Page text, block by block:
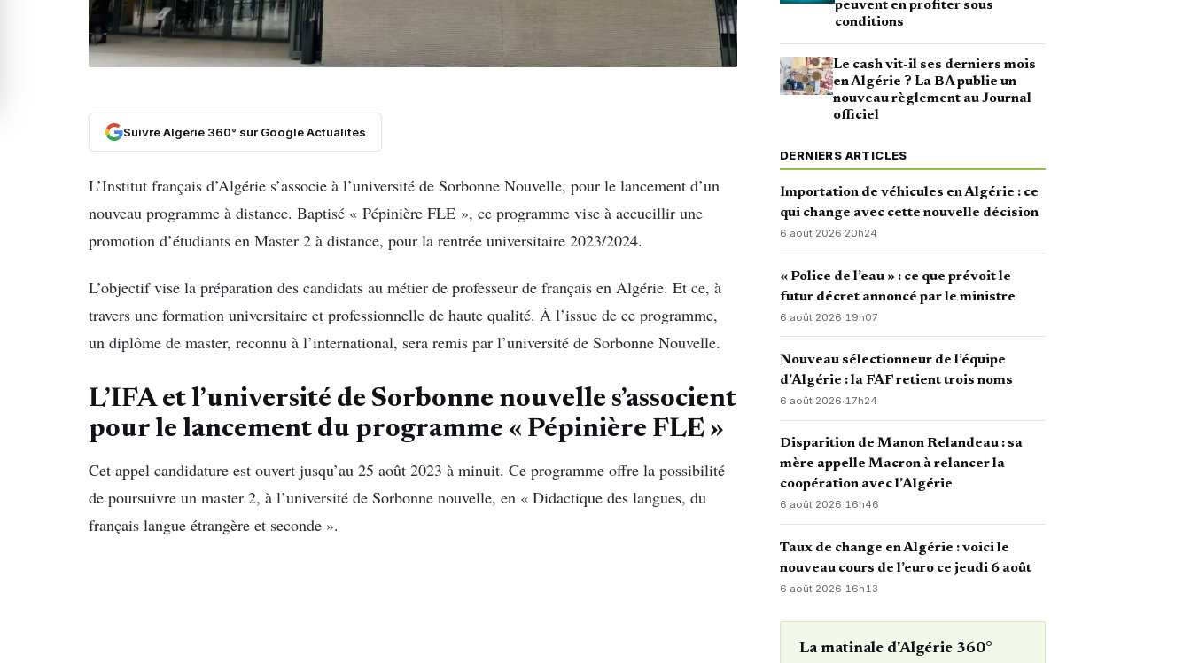
Suivre Algérie 360° sur Google Actualités
L’Institut français d’Algérie s’associe à l’université de Sorbonne Nouvelle, pour le lancement d’un
nouveau programme à distance. Baptisé « Pépinière FLE », ce programme vise à accueillir une
promotion d’étudiants en Master 2 à distance, pour la rentrée universitaire 2023/2024.
L’objectif vise la préparation des candidats au métier de professeur de français en Algérie. Et ce, à
travers une formation universitaire et professionnelle de haute qualité. À l’issue de ce programme,
un diplôme de master, reconnu à l’international, sera remis par l’université de Sorbonne Nouvelle.
L’IFA et l’université de Sorbonne nouvelle s’associent
pour le lancement du programme « Pépinière FLE »
Cet appel candidature est ouvert jusqu’au 25 août 2023 à minuit. Ce programme offre la possibilité
de poursuivre un master 2, à l’université de Sorbonne nouvelle, en « Didactique des langues, du
français langue étrangère et seconde ».
peuvent en profiter sous
conditions
Le cash vit-il ses derniers mois
en Algérie ? La BA publie un
nouveau règlement au Journal
officiel
DERNIERS ARTICLES
Importation de véhicules en Algérie : ce
qui change avec cette nouvelle décision
6 août 2026·20h24
« Police de l’eau » : ce que prévoit le
futur décret annoncé par le ministre
6 août 2026· 19h07
Nouveau sélectionneur de l’équipe
d’Algérie : la FAF retient trois noms
6 août 2026·17h24
Disparition de Manon Relandeau : sa
mère appelle Macron à relancer la
coopération avec l’Algérie
6 août 2026·16h46
Taux de change en Algérie : voici le
nouveau cours de l’euro ce jeudi 6 août
6 août 2026· 16h13
La matinale d'Algérie 360°